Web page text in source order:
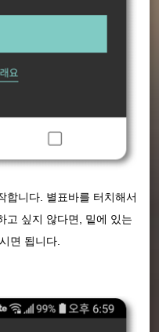
합니다. 별표바를 터치해서
고 싶지 않다면, 밑에 있는
면 됩니다.